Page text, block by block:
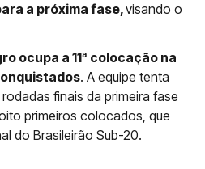
a próxima fase,visando o
ocupa a 11ª colocação na
. A equipe tenta
finais da primeira fase
primeiros colocados, que
do Brasileirão Sub-20.